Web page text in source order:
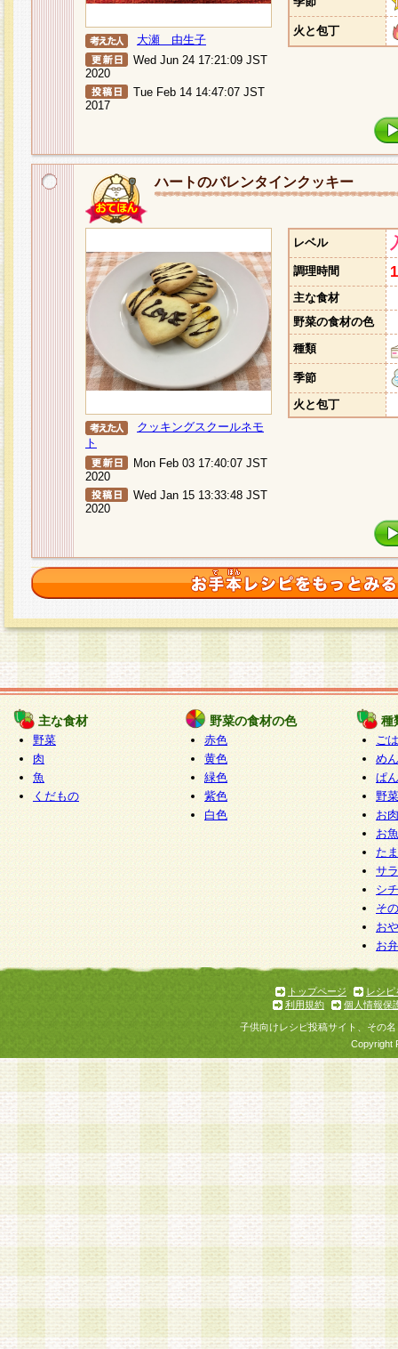
大瀬 由生子
Wed Jun 24 17:21:09 JST
2020
Tue Feb 14 14:47:07 JST
2017
火と包丁
ハートのバレンタインクッキー
クッキングスクールネモ
ト
Mon Feb 03 17:40:07 JST
2020
Wed Jan 15 13:33:48 JST
2020
レベル
調理時間
主な食材
野菜の食材の色
種類
季節
火と包丁
主な食材
野菜
肉
魚
くだもの
野菜の食材の色
赤色
黄色
緑色
紫色
白色
種
ご
めん
ぱん
野
お
お
た
サ
シ
そ
お
お
トップページ
レシピ
利用規約
個人情報保
子供向けレシピ投稿サイト、その
Copyright